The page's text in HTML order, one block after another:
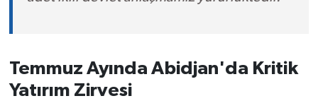
Temmuz Ayında Abidjan'da Kritik
Yatırım Zirvesi